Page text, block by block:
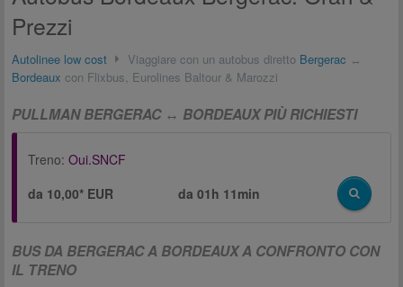
Prezzi
Autolinee low cost Viaggiare con un autobus diretto Bergerac ↔
Bordeaux con Flixbus, Eurolines Baltour & Marozzi
PULLMAN BERGERAC ↔ BORDEAUX PIÙ RICHIESTI
Treno: Oui.SNCF
da 10,00* EUR
da01h 11min
BUS DA BERGERAC A BORDEAUX A CONFRONTO CON
IL TRENO